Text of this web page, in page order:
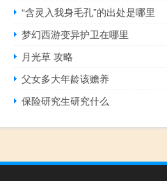
“含灵入我身毛孔”的出处是哪里
梦幻西游变异护卫在哪里
月光草 攻略
父女多大年龄该赡养
保险研究生研究什么